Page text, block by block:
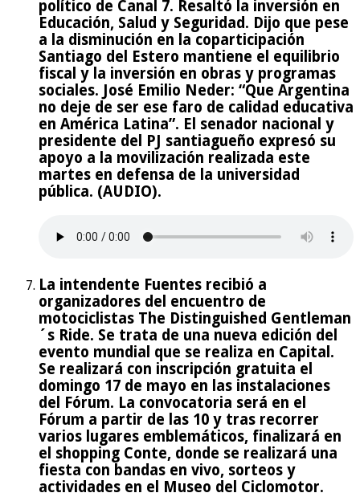
político de Canal 7. Resaltó la inversión en
Educación, Salud y Seguridad. Dijo que pese
a la disminución en la coparticipación
Santiago del Estero mantiene el equilibrio
fiscal y la inversión en obras y programas
sociales. José Emilio Neder: “Que Argentina
no deje de ser ese faro de calidad educativa
en América Latina”. El senador nacional y
presidente del PJ santiagueño expresó su
apoyo a la movilización realizada este
martes en defensa de la universidad
pública. (AUDIO).
La intendente Fuentes recibió a
organizadores del encuentro de
motociclistas The Distinguished Gentleman
´s Ride. Se trata de una nueva edición del
evento mundial que se realiza en Capital.
Se realizará con inscripción gratuita el
domingo 17 de mayo en las instalaciones
del Fórum. La convocatoria será en el
Fórum a partir de las 10 y tras recorrer
varios lugares emblemáticos, finalizará en
el shopping Conte, donde se realizará una
fiesta con bandas en vivo, sorteos y
actividades en el Museo del Ciclomotor.